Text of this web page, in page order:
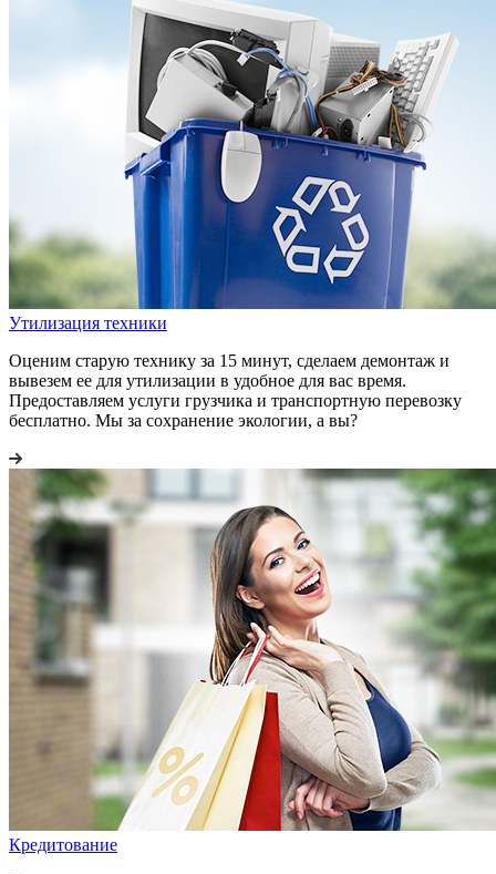
Утилизация техники
Оценим старую технику за 15 минут, сделаем демонтаж и
вывезем ее для утилизации в удобное для вас время.
Предоставляем услуги грузчика и транспортную перевозку
бесплатно. Мы за сохранение экологии, а вы?
Кредитование